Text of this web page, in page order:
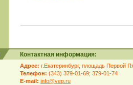
Контактная информация:
Адрес: г.Екатеринбург, площадь Первой
Телефон: (343) 379-01-69; 379-01-74
E-mail: info@vep.ru